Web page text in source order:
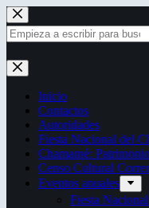
Saltar
al
contenido
Sin
resultados
Inicio
Contactos
Autoridades
Fiesta Nacional del
Chamamé:
Censo Cultural
Eventos anuales
Fiesta